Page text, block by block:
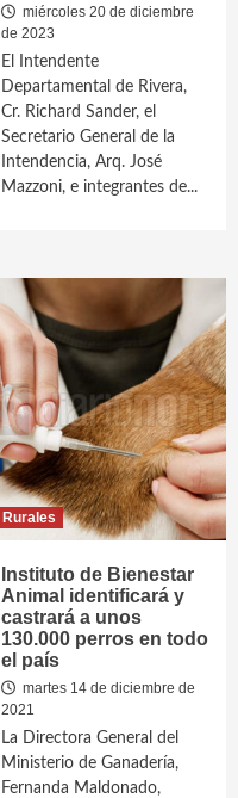
miércoles 20 de diciembre
de 2023
El Intendente
Departamental de Rivera,
Cr. Richard Sander, el
Secretario General de la
Intendencia, Arq. José
Mazzoni, e integrantes de...
Rurales
Instituto de Bienestar
Animal identificará y
castrará a unos
130.000 perros en todo
el país
martes 14 de diciembre de
2021
La Directora General del
Ministerio de Ganadería,
Fernanda Maldonado,